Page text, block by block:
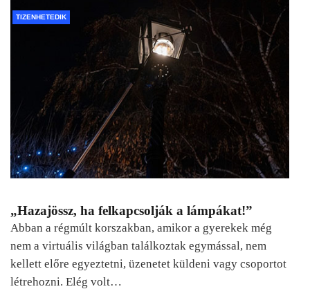
TIZENHETEDIK
„Hazajössz, ha felkapcsolják a lámpákat!”
Abban a régmúlt korszakban, amikor a gyerekek még
nem a virtuális világban találkoztak egymással, nem
kellett előre egyeztetni, üzenetet küldeni vagy csoportot
létrehozni. Elég volt…